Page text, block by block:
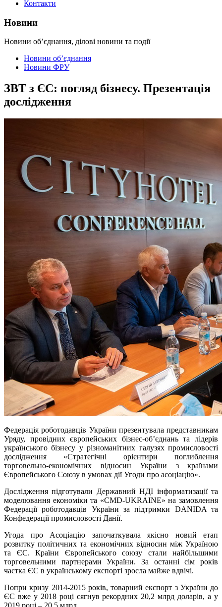
Контакти
Новини
Новини об’єднання, ділові новини та події
Новини об’єднання
Новини ФРУ
ЗВТ з ЄС: погляд бізнесу. Презентація
дослідження
Федерація роботодавців України презентувала представникам
Уряду, провідних європейських бізнес-об’єднань та лідерів
українського бізнесу у різноманітних галузях промисловості
дослідження «Стратегічні орієнтири поглиблення
торговельно-економічних відносин України з країнами
Європейського Союзу в умовах дії Угоди про асоціацію».
Дослідження підготували Державний НДІ інформатизації та
моделювання економіки та «CMD-UKRAINE» на замовлення
Федерації роботодавців України за підтримки DANIDA та
Конфедерації промисловості Данії.
Угода про Асоціацію започаткувала якісно новий етап
розвитку політичних та економічних відносин між Україною
та ЄС. Країни Європейського союзу стали найбільшими
торговельними партнерами України. За останні сім років
частка ЄС в українському експорті зросла майже вдвічі.
Попри кризу 2014-2015 років, товарний експорт з України до
ЄС вже у 2018 році сягнув рекордних 20,2 млрд доларів, а у